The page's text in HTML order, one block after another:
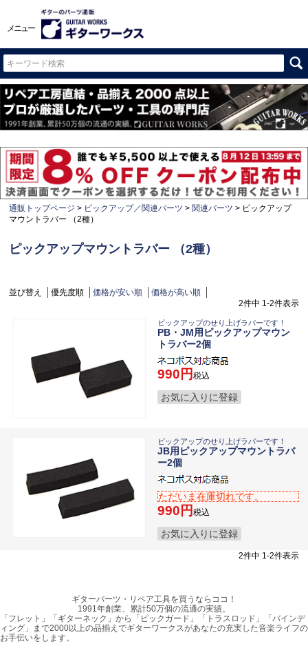
メニュー
通販トップページ ピックアップ／関連パーツ 関連パーツ
ピックアップ
マウントラバー （2種）
ピックアップマウントラバー （2種）
並び替え 優先度順 価格が安い順
価格が高い順
2件中 1-2件表示
ピックアップのせり上げラバーです！
PB・JM用ピックアップマウン
トラバー2個
990 税込
お気に入りに登録
ピックアップのせり上げラバーです！
JB用ピックアップマウントラバ
ー2個
ただいま在庫切れです。
990 税込
お気に入りに登録
2件中 1 -2件表示
ギターパーツ・リペア工具を買うならココ！
1991年創業、累計50万個の流通の実績。
「フレット」「ギターネック」から「ピックガード」「トラスロッド」「バインデ
ィング」まで2000以上の品揃えでギターワークスがあなたの充実した音楽ライフの
お手伝いをします。